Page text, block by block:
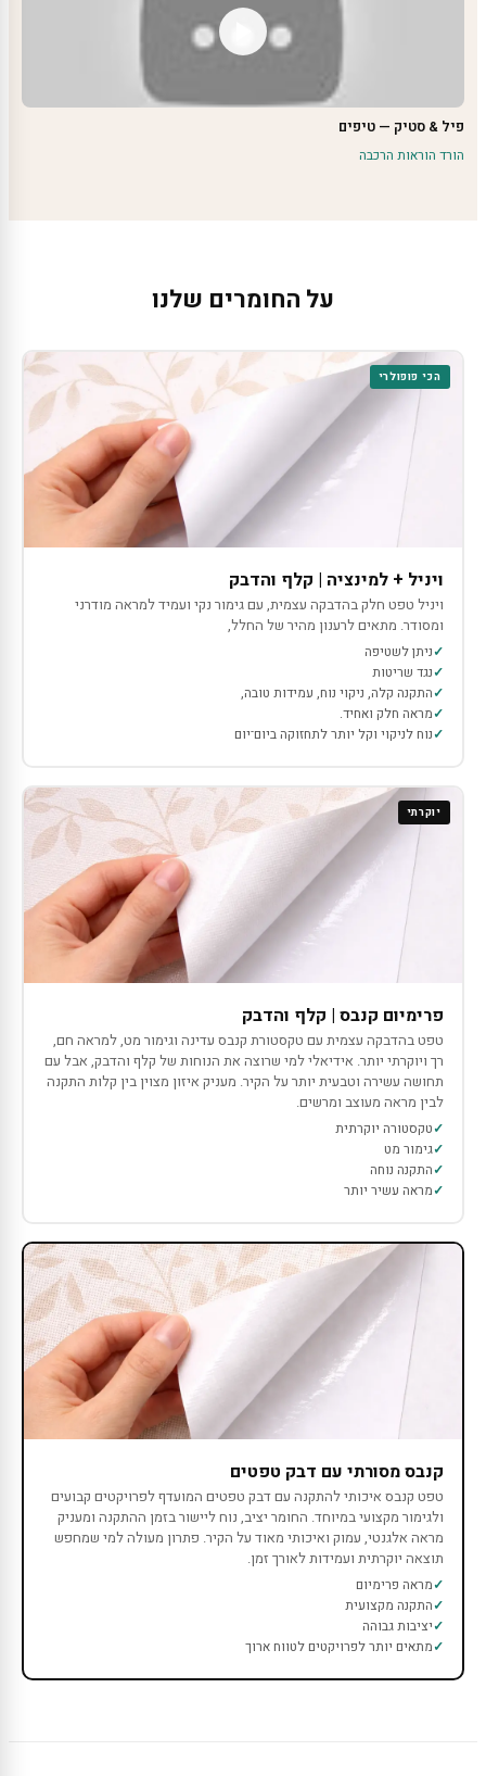
פיל & סטיק — טיפים
הורד הוראות הרכבה
על החומרים שלנו
הכי פופולרי
ויניל + למינציה | קלף והדבק
ויניל טפט חלק בהדבקה עצמית, עם גימור נקי ועמיד למראה מודרני
ומסודר. מתאים לרענון מהיר של החלל,
ניתן לשטיפה
נגד שריטות
התקנה קלה, ניקוי נוח, עמידות טובה,
מראה חלק ואחיד.
נוח לניקוי וקל יותר לתחזוקה ביום־יום
יוקרתי
פרימיום קנבס | קלף והדבק
טפט בהדבקה עצמית עם טקסטורת קנבס עדינה וגימור מט, למראה חם,
רך ויוקרתי יותר. אידיאלי למי שרוצה את הנוחות של קלף והדבק, אבל עם
תחושה עשירה וטבעית יותר על הקיר. מעניק איזון מצוין בין קלות התקנה
לבין מראה מעוצב ומרשים.
טקסטורה יוקרתית
גימור מט
התקנה נוחה
מראה עשיר יותר
קנבס מסורתי עם דבק טפטים
טפט קנבס איכותי להתקנה עם דבק טפטים המועדף לפרויקטים קבועים
ולגימור מקצועי במיוחד. החומר יציב, נוח ליישור בזמן ההתקנה ומעניק
מראה אלגנטי, עמוק ואיכותי מאוד על הקיר. פתרון מעולה למי שמחפש
תוצאה יוקרתית ועמידות לאורך זמן.
מראה פרימיום
התקנה מקצועית
יציבות גבוהה
מתאים יותר לפרויקטים לטווח ארוך